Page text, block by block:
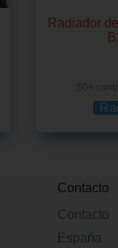
Radiador
50+
Contacto
Contacto
España